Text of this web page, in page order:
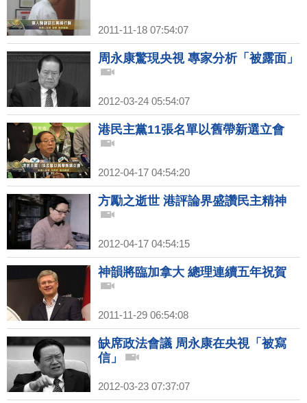
2011-11-18 07:54:07
周永康驚現央視 專家分析「被露面」
2012-03-24 05:54:07
港民主黨11張名單以舊帶新選立會
2012-04-17 04:54:20
方勵之逝世 港評論界盛讚民主精神
2012-04-17 04:54:15
神韻將臨加拿大 總理連續五年祝賀
2011-11-29 06:54:08
缺席政法會議 周永康在央視「被寫
信」
2012-03-23 07:37:07